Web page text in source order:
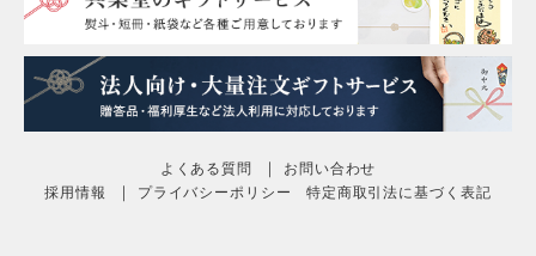
よくある質問
お問い合わせ
採用情報
プライバシーポリシー 特定商取引法に基づく表記